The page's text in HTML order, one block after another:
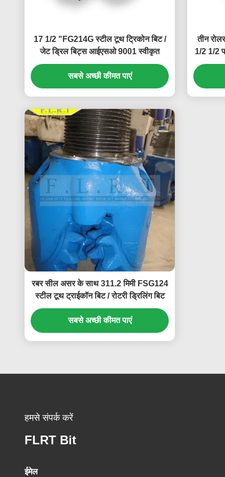
17 1/2 "FG214G स्टील टूथ ट्रिकोन बिट /
जेट ड्रिल बिट्स आईएसओ 9001 स्वीकृत
सबसे अच्छी कीमत पाएं
तीन
1/2 1/2
रबर सील असर के साथ 311.2 मिमी FSG124
स्टील टूथ ट्राईकॉन बिट / रोटरी ड्रिलिंग बिट
सबसे अच्छी कीमत पाएं
हमसे संपर्क करें
FLRT Bit
ईमेल